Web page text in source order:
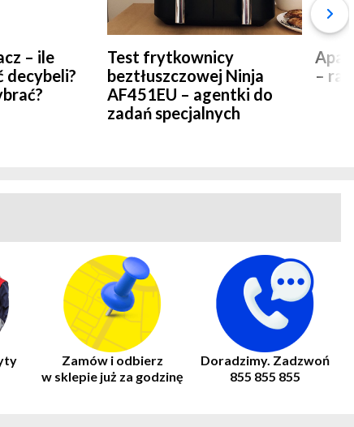
– ile
decybeli?
Test frytkownicy
beztłuszczowej Ninja
AF451EU – agentki do
zadań specjalnych
–
Zamów i odbierz
w sklepie już za godzinę
Doradzimy. Zadzwoń
855 855 855